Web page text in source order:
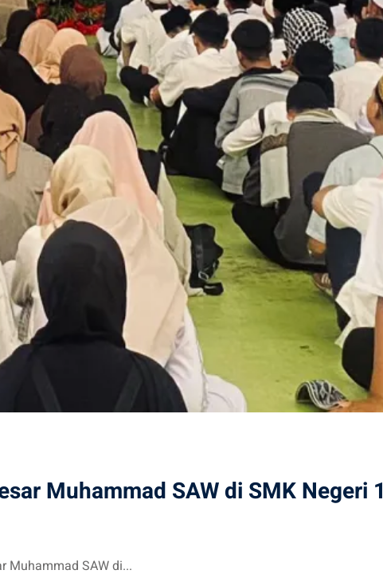
Muhammad SAW di SMK Negeri 1
Muhammad SAW di...